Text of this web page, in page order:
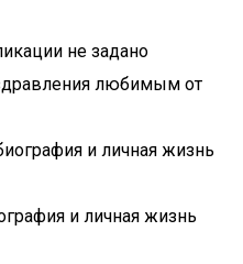
любимым от
и личная жизнь